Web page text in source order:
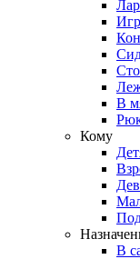
В
Кому
В